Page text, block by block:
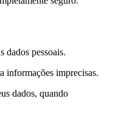
dados pessoais.
informações imprecisas.
dados, quando